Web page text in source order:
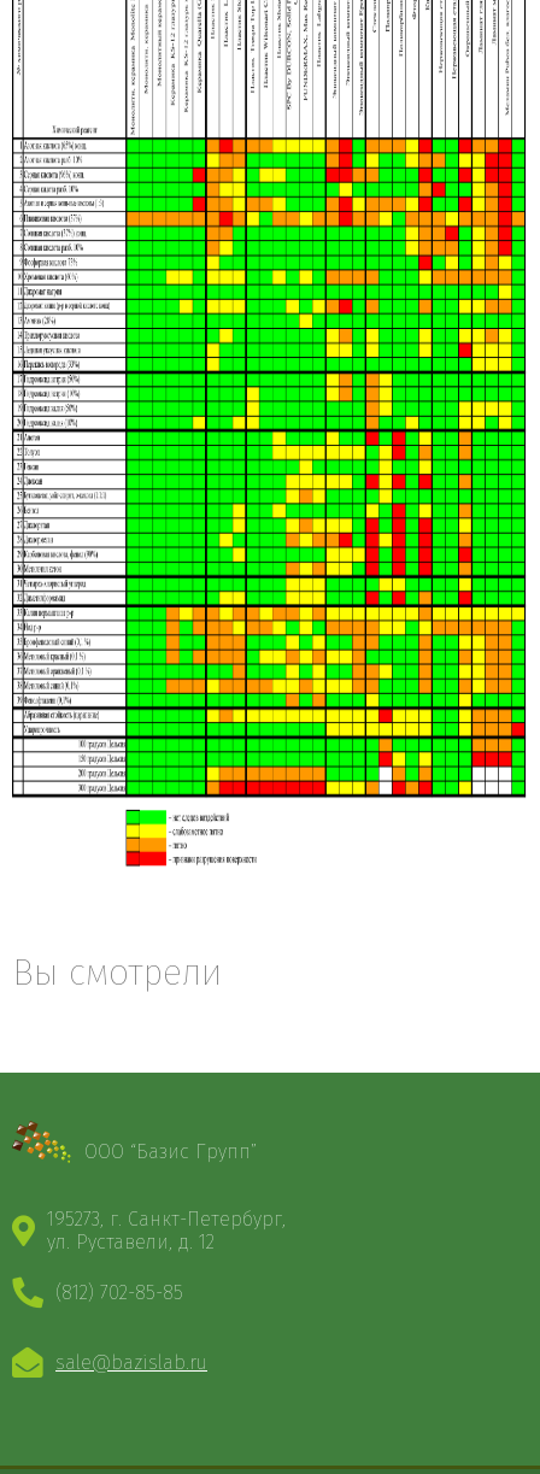
Вы смотрели
ООО “Базис Групп”
195273, г. Санкт-Петербург,
ул. Руставели, д. 12
(812) 702-85-85
sale@bazislab.ru